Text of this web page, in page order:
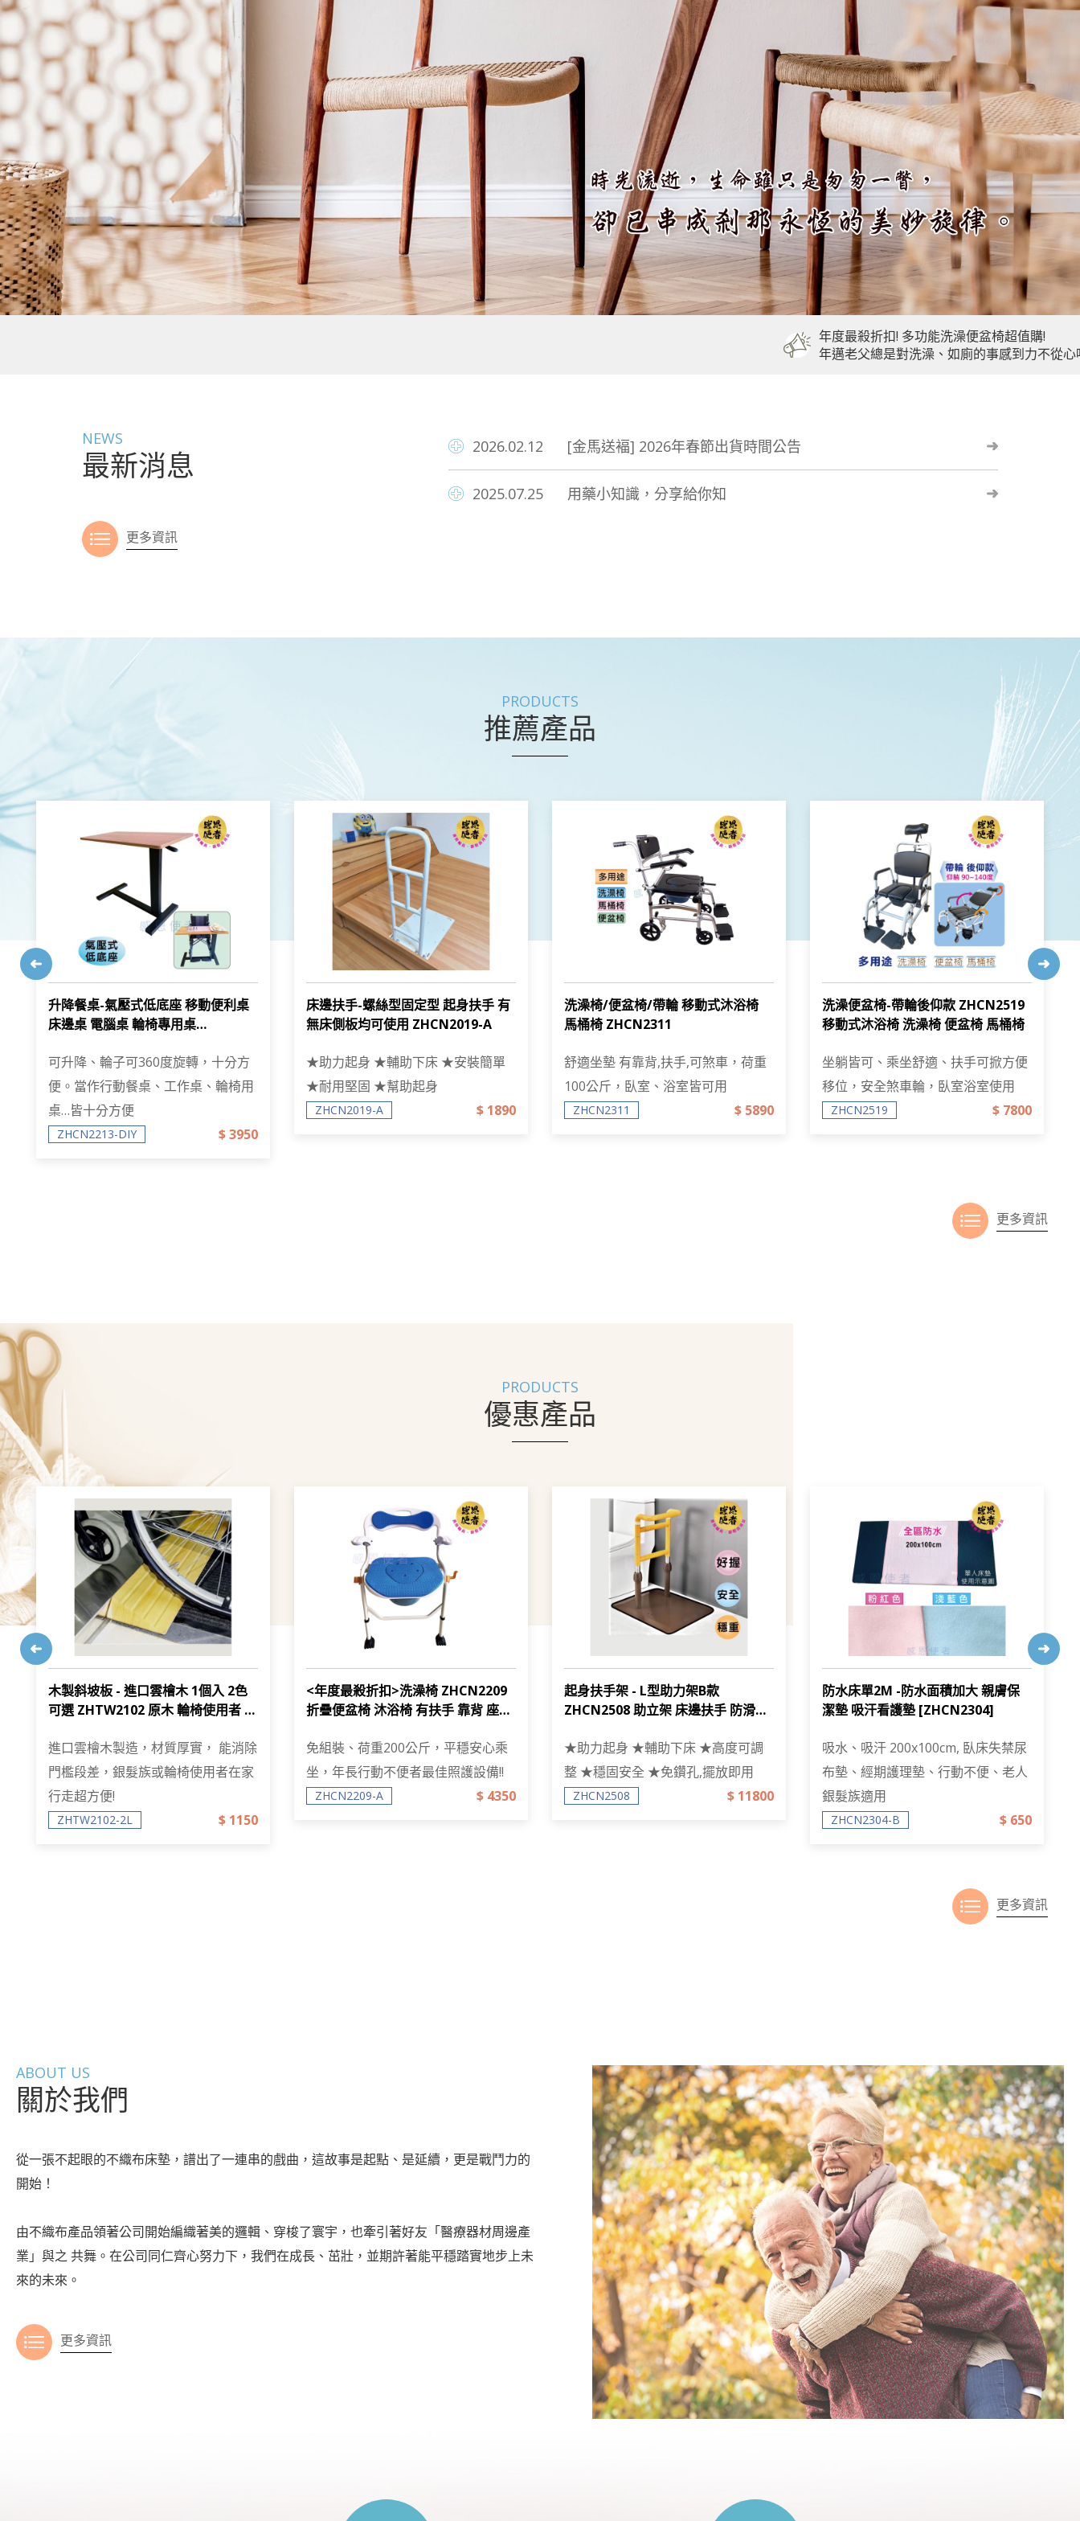
年邁老父總是對洗澡、如廁的事感到力不從心嗎? 想給他一個舒適的洗澡環境，內急時還不用趕
NEWS
最新消息 2026.02.12 [金馬送褔] 2026年春節出貨時間公告
2025.07.25 用藥小知識，分享給你知
更多資訊
PRODUCTS
推薦產品
升降餐桌-氣壓式低底座 移動便利桌
床邊桌 電腦桌 輪椅專用桌
可升降、輪子可360度旋轉，十分方
便。當作行動餐桌、工作桌、輪椅用
桌…皆十分方便
ZHCN2213-DIY $ 3950
床邊扶手-螺絲型固定型 起身扶手 有
無床側板均可使用 ZHCN2019-A
★助力起身 ★輔助下床 ★安裝簡單
★耐用堅固 ★幫助起身
ZHCN2019-A $ 1890
洗澡椅/便盆椅/帶輪 移動式沐浴椅
馬桶椅 ZHCN2311
舒適坐墊 有靠背,扶手,可煞車，荷重
100公斤，臥室、浴室皆可用
ZHCN2311 $ 5890
洗澡便盆椅-帶輪後仰款 ZHCN2519
移動式沐浴椅 洗澡椅 便盆椅 馬桶椅
坐躺皆可、乘坐舒適、扶手可掀方便
移位，安全煞車輪，臥室浴室使用
ZHCN2519 $ 7800
更多資訊
PRODUCTS
優惠產品
木製斜坡板 - 進口雲檜木 1個入 2色
可選 ZHTW2102 原木 輪椅使用者 段
進口雲檜木製造，材質厚實， 能消除
門檻段差，銀髮族或輪椅使用者在家
行走超方便!
ZHTW2102-2L $ 1150
<年度最殺折扣>洗澡椅 ZHCN2209
折疊便盆椅 沐浴椅 有扶手 靠背 座面
免組裝、荷重200公斤，平穩安心乘
坐，年長行動不便者最佳照護設備!!
ZHCN2209-A $ 4350
起身扶手架 - L型助力架B款
ZHCN2508 助立架 床邊扶手 防滑安
★助力起身 ★輔助下床 ★高度可調
整 ★穩固安全 ★免鑽孔,擺放即用
ZHCN2508 $ 11800
防水床單2M -防水面積加大 親膚保
潔墊 吸汗看護墊 [ZHCN2304]
吸水、吸汗 200x100cm, 臥床失禁尿
布墊、經期護理墊、行動不便、老人
銀髮族適用
ZHCN2304-B $ 650
更多資訊
ABOUT US
關於我們
從一張不起眼的不織布床墊，譜出了一連串的戲曲，這故事是起點、是延續，更是戰鬥力的
開始！
由不織布產品領著公司開始編織著美的邏輯、穿梭了寰宇，也牽引著好友「醫療器材周邊產
業」與之 共舞。在公司同仁齊心努力下，我們在成長、茁壯，並期許著能平穩踏實地步上未
來的未來。
更多資訊